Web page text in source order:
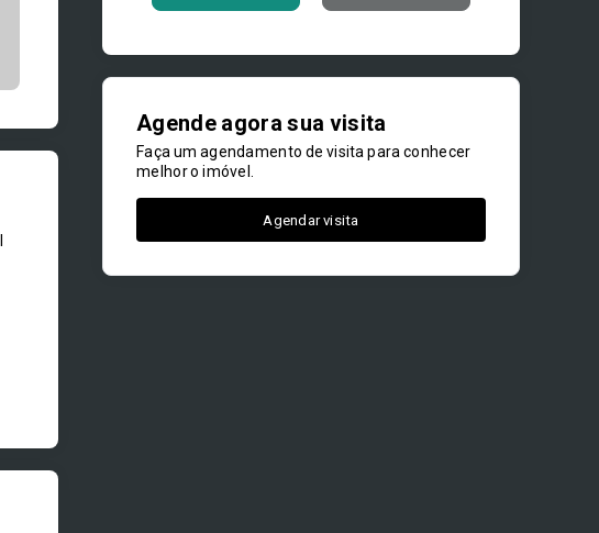
Agende agora sua visita
Faça um agendamento de visita para conhecer
melhor o imóvel.
Agendar visita